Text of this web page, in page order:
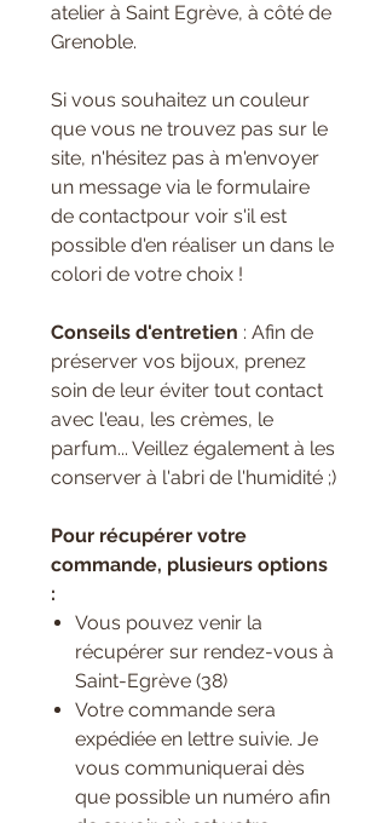
atelier à Saint Egrève, à côté de
Grenoble.
Si vous souhaitez un couleur
que vous ne trouvez pas sur le
site, n'hésitez pas à m'envoyer
un message via le formulaire
de contactpour voir s'il est
possible d'en réaliser un dans le
colori de votre choix !
Conseils d'entretien : Afin de
préserver vos bijoux, prenez
soin de leur éviter tout contact
avec l'eau, les crèmes, le
parfum... Veillez également à les
conserver à l'abri de l'humidité ;)
Pour récupérer votre
commande, plusieurs options
:
Vous pouvez venir la
récupérer sur rendez-vous à
Saint-Egrève (38)
Votre commande sera
expédiée en lettre suivie. Je
vous communiquerai dès
que possible un numéro afin